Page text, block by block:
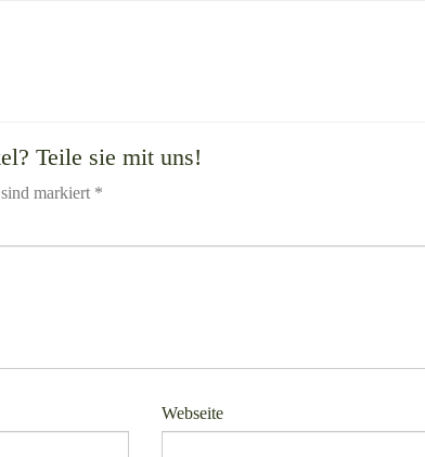
Teile sie mit uns!
markiert *
Webseite